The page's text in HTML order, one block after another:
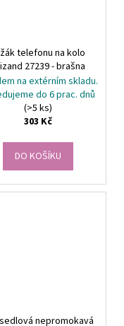
telefonu na kolo
27239 - brašna
na extérním skladu.
do 6 prac. dnů
(>5 ks)
303 Kč
DO KOŠÍKU
nepromokavá